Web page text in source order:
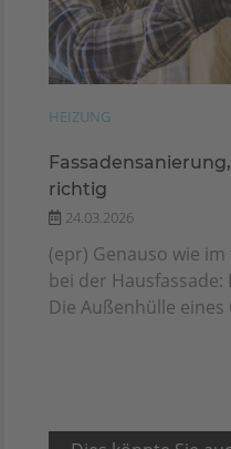
HEIZUNG
richtig
24.03.2026
(epr) Genauso wie
bei der
Die Außenhülle eines